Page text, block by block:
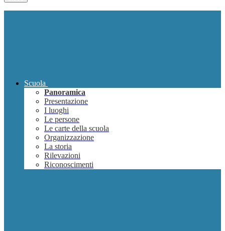
Scuola
Panoramica
Presentazione
I luoghi
Le persone
Le carte della scuola
Organizzazione
La storia
Rilevazioni
Riconoscimenti